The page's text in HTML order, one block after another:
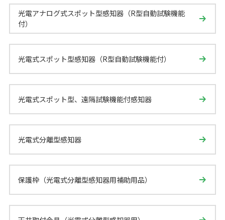
光電アナログ式スポット型感知器（R型自動試験機能
付）
光電式スポット型感知器（R型自動試験機能付）
光電式スポット型、遠隔試験機能付感知器
光電式分離型感知器
保護枠（光電式分離型感知器用補助用品）